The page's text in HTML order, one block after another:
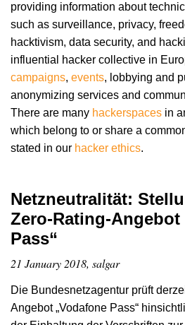
providing information about
such as surveillance, privacy,
hacktivism, data security, and
influential hacker collective in
campaigns, events, lobbying and
anonymizing services and
There are many hackerspaces in
which belong to or share a
stated in our hacker ethics.
Netzneutralität:
Zero-Rating-Angebot
Pass“
21 January 2018, salgar
Die Bundesnetzagentur prüft
Angebot „Vodafone Pass“